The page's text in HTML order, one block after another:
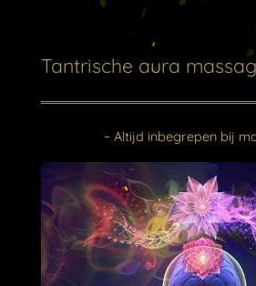
Tantrische aura
~ Altijd inbegrepen bij